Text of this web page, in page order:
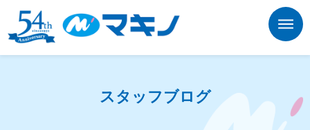
スタッフブログ